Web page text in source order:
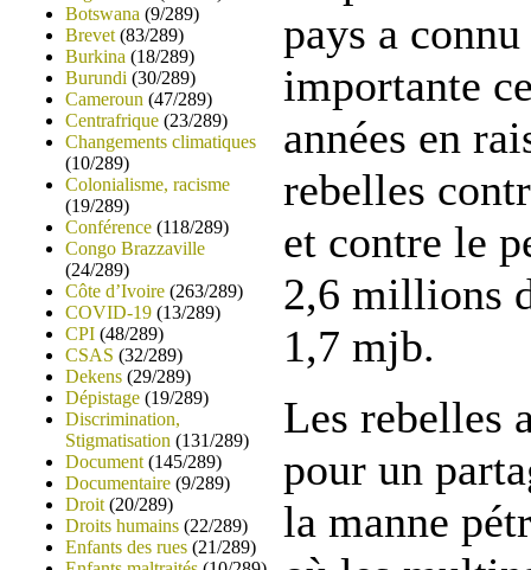
Botswana (9/289)
Brevet (83/289)
Burkina (18/289)
Burundi (30/289)
Cameroun (47/289)
Centrafrique (23/289)
Changements climatiques
(10/289)
Colonialisme, racisme
(19/289)
Conférence (118/289)
Congo Brazzaville
(24/289)
Côte d’Ivoire (263/289)
COVID-19 (13/289)
CPI (48/289)
CSAS (32/289)
Dekens (29/289)
Dépistage (19/289)
Discrimination,
Stigmatisation (131/289)
Document (145/289)
Documentaire (9/289)
Droit (20/289)
Droits humains (22/289)
Enfants des rues (21/289)
pays a
importante
années en
rebelles
et contre le
2,6 millions
1,7 mjb.
Les rebelles
pour un
la manne